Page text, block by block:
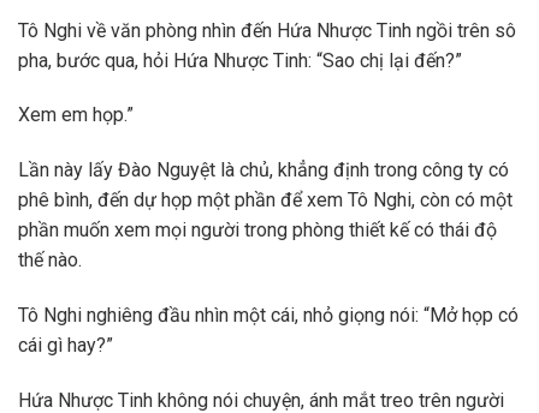
Tô Nghi về văn phòng nhìn đến Hứa Nhược Tinh ngồi trên sô
pha, bước qua, hỏi Hứa Nhược Tinh: “Sao chị lại đến?”
Xem em họp.”
Lần này lấy Đào Nguyệt là chủ, khẳng định trong công ty có
phê bình, đến dự họp một phần để xem Tô Nghi, còn có một
phần muốn xem mọi người trong phòng thiết kế có thái độ
thế nào.
Tô Nghi nghiêng đầu nhìn một cái, nhỏ giọng nói: “Mở họp có
cái gì hay?”
Hứa Nhược Tinh không nói chuyện, ánh mắt treo trên người